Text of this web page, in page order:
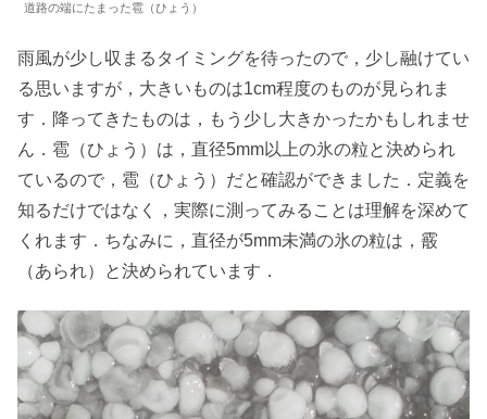
道路の端にたまった雹（ひょう）
雨風が少し収まるタイミングを待ったので，少し融けてい
る思いますが，大きいものは1cm程度のものが見られま
す．降ってきたものは，もう少し大きかったかもしれませ
ん．雹（ひょう）は，直径5mm以上の氷の粒と決められ
ているので，雹（ひょう）だと確認ができました．定義を
知るだけではなく，実際に測ってみることは理解を深めて
くれます．ちなみに，直径が5mm未満の氷の粒は，霰
（あられ）と決められています．